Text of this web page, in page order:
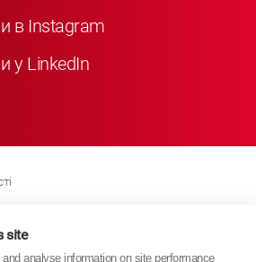
в Instagram
у LinkedIn
про рабство
site
analyse information on site performance